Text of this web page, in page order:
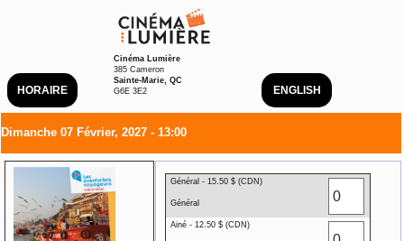
HORAIRE
Cinéma Lumière
385 Cameron
Sainte-Marie, QC
G6E 3E2
ENGLISH
Dimanche 07 Février, 2027 - 13:00
Général - 15.50 $ (CDN)
Général
Ainé - 12.50 $ (CDN)